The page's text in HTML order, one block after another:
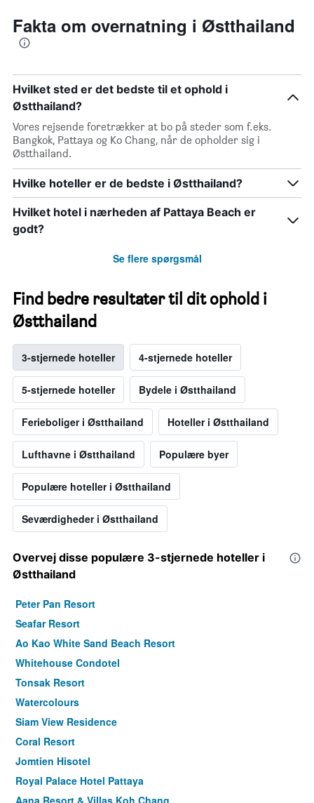
Fakta om overnatning i Østthailand
Hvilket sted er det bedste til et ophold i
Østthailand?
Vores rejsende foretrækker at bo på steder som f.eks.
Bangkok, Pattaya og Ko Chang, når de opholder sig i
Østthailand.
Hvilke hoteller er de bedste i Østthailand?
Hvilket hotel i nærheden af Pattaya Beach er
godt?
Se flere spørgsmål
Find bedre resultater til dit ophold i
Østthailand
3-stjernede hoteller 4-stjernede hoteller
5-stjernede hoteller Bydele i Østthailand
Ferieboliger i Østthailand Hoteller i Østthailand
Lufthavne i Østthailand Populære byer
Populære hoteller i Østthailand
Seværdigheder i Østthailand
Overvej disse populære 3-stjernede hoteller i
Østthailand
Peter Pan Resort
Seafar Resort
Ao Kao White Sand Beach Resort
Whitehouse Condotel
Tonsak Resort
Watercolours
Siam View Residence
Coral Resort
Jomtien Hisotel
Royal Palace Hotel Pattaya